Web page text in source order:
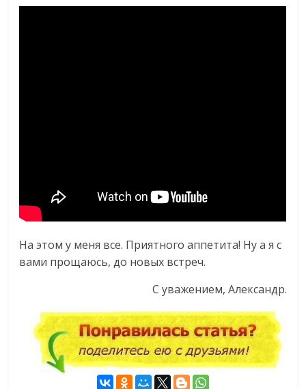
На этом у меня все. Приятного аппетита! Ну а я с
вами прощаюсь, до новых встреч.
С уважением, Александр.